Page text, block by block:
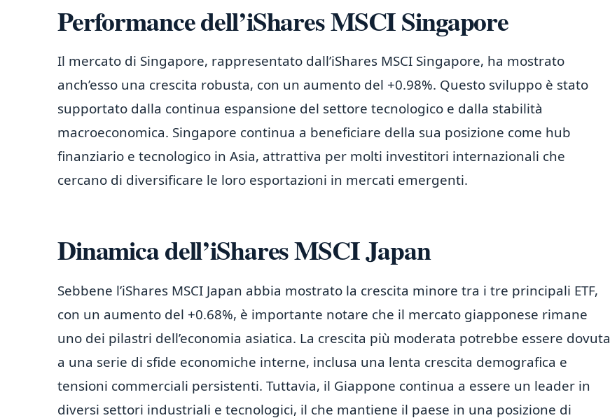
Performance dell’iShares MSCI Singapore
Il mercato di Singapore, rappresentato dall’iShares MSCI Singapore, ha mostrato
anch’esso una crescita robusta, con un aumento del +0.98%. Questo sviluppo è stato
supportato dalla continua espansione del settore tecnologico e dalla stabilità
macroeconomica. Singapore continua a beneficiare della sua posizione come hub
finanziario e tecnologico in Asia, attrattiva per molti investitori internazionali che
cercano di diversificare le loro esportazioni in mercati emergenti.
Dinamica dell’iShares MSCI Japan
Sebbene l’iShares MSCI Japan abbia mostrato la crescita minore tra i tre principali ETF,
con un aumento del +0.68%, è importante notare che il mercato giapponese rimane
uno dei pilastri dell’economia asiatica. La crescita più moderata potrebbe essere dovuta
a una serie di sfide economiche interne, inclusa una lenta crescita demografica e
tensioni commerciali persistenti. Tuttavia, il Giappone continua a essere un leader in
diversi settori industriali e tecnologici, il che mantiene il paese in una posizione di